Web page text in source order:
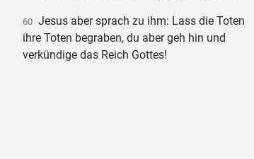
60 Jesus aber sprach zu ihm: Lass die Toten
ihre Toten begraben, du aber geh hin und
verkündige das Reich Gottes!